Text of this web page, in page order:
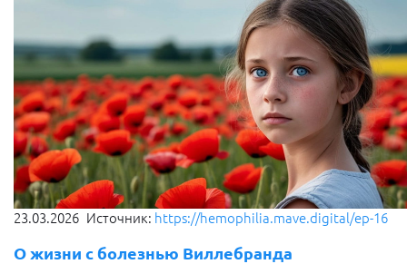
23.03.2026 Источник: https://hemophilia.mave.digital/ep-16
О жизни с болезнью Виллебранда